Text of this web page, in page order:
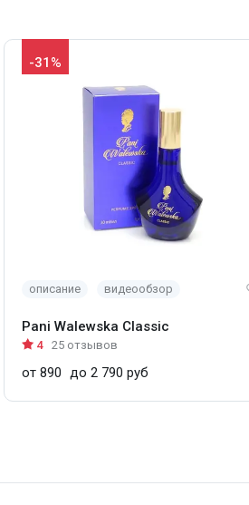
-31%
описание видеообзор
Pani Walewska Classic
4 25 отзывов
от 890 до 2 790 руб